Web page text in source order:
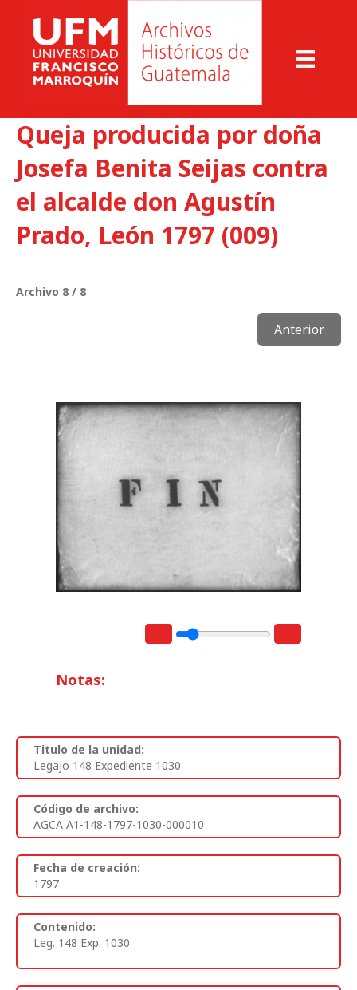
Queja producida por doña
Josefa Benita Seijas contra
el alcalde don Agustín
Prado, León 1797 (009)
Archivo 8 / 8
Anterior
Notas:
Titulo de la unidad:
Legajo 148 Expediente 1030
Código de archivo:
AGCA A1-148-1797-1030-000010
Fecha de creación:
1797
Contenido:
Leg. 148 Exp. 1030